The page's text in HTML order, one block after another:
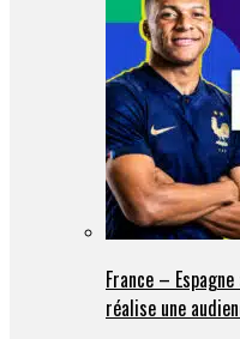
France –
réalise une